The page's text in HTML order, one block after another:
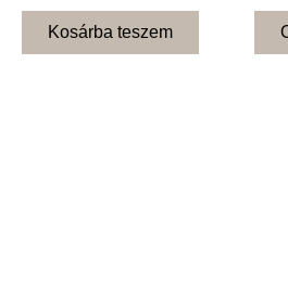
/
Kosárba teszem
/